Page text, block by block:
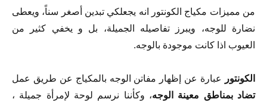
من مميزات مكياج الكونتور انه يجعلكي تبدين أصغر سناً، ويعطى
نضارة للوجه، ويبرز تفاصيله الجميلة، بل و يخفي كثير من
العيوب اذا كانت موجودة بالوجه.
الكونتور
عبارة عن إظهار مفاتن الوجه بالمكياج عن طريق عمل
تضاد بمناطق معينة الوجه، وكأننا نرسم لوحة لإمرأة جميلة ،